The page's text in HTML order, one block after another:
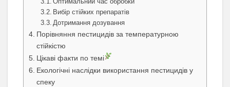
Вибір стійких препаратів
Дотримання дозування
Порівняння пестицидів за температурною
стійкістю
Цікаві факти по темі
Екологічні наслідки використання пестицидів у
спеку